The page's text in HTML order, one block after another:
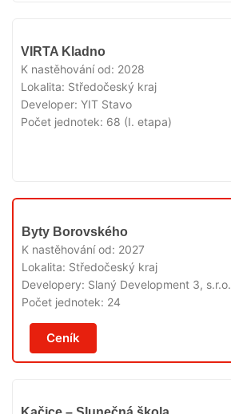
VIRTA Kladno
K nastěhování od: 2028
Lokalita: Středočeský kraj
Developer: YIT Stavo
Počet jednotek: 68 (I. etapa)
Byty Borovského
K nastěhování od: 2027
Lokalita: Středočeský kraj
Developery: Slaný Development 3, s.r.o.
Počet jednotek: 24
Ceník